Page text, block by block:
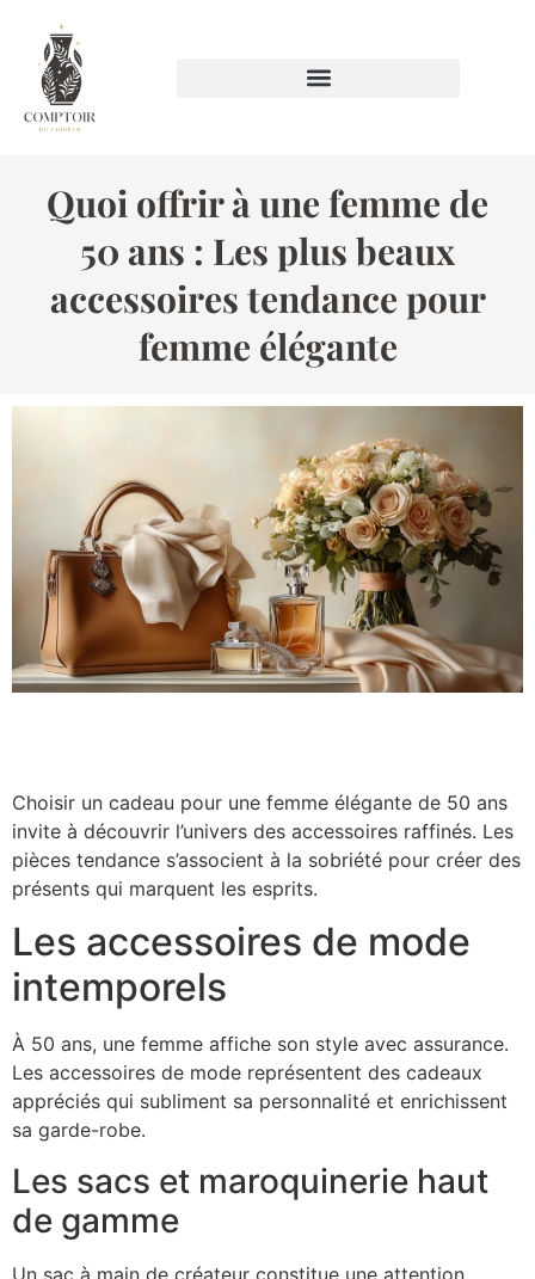
Quoi offrir à une femme de
50 ans : Les plus beaux
accessoires tendance pour
femme élégante
Choisir un cadeau pour une femme élégante de 50 ans
invite à découvrir l’univers des accessoires raffinés. Les
pièces tendance s’associent à la sobriété pour créer des
présents qui marquent les esprits.
Les accessoires de mode
intemporels
À 50 ans, une femme affiche son style avec assurance.
Les accessoires de mode représentent des cadeaux
appréciés qui subliment sa personnalité et enrichissent
sa garde-robe.
Les sacs et maroquinerie haut
de gamme
Un sac à main de créateur constitue une attention